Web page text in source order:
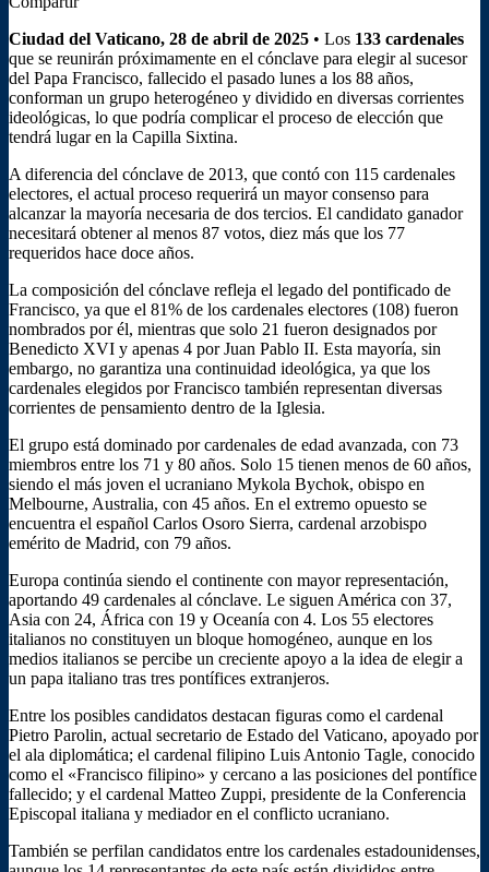
por
correo
electrónico
Ciudad del Vaticano, 28 de abril de 2025 • Los 133 cardenales
que se reunirán próximamente en el cónclave para elegir al sucesor
del Papa Francisco, fallecido el pasado lunes a los 88 años,
conforman un grupo heterogéneo y dividido en diversas corrientes
ideológicas, lo que podría complicar el proceso de elección que
tendrá lugar en la Capilla Sixtina.
A diferencia del cónclave de 2013, que contó con 115 cardenales
electores, el actual proceso requerirá un mayor consenso para
alcanzar la mayoría necesaria de dos tercios. El candidato ganador
necesitará obtener al menos 87 votos, diez más que los 77
requeridos hace doce años.
La composición del cónclave refleja el legado del pontificado de
Francisco, ya que el 81% de los cardenales electores (108) fueron
nombrados por él, mientras que solo 21 fueron designados por
Benedicto XVI y apenas 4 por Juan Pablo II. Esta mayoría, sin
embargo, no garantiza una continuidad ideológica, ya que los
cardenales elegidos por Francisco también representan diversas
corrientes de pensamiento dentro de la Iglesia.
El grupo está dominado por cardenales de edad avanzada, con 73
miembros entre los 71 y 80 años. Solo 15 tienen menos de 60 años,
siendo el más joven el ucraniano Mykola Bychok, obispo en
Melbourne, Australia, con 45 años. En el extremo opuesto se
encuentra el español Carlos Osoro Sierra, cardenal arzobispo
emérito de Madrid, con 79 años.
Europa continúa siendo el continente con mayor representación,
aportando 49 cardenales al cónclave. Le siguen América con 37,
Asia con 24, África con 19 y Oceanía con 4. Los 55 electores
italianos no constituyen un bloque homogéneo, aunque en los
medios italianos se percibe un creciente apoyo a la idea de elegir a
un papa italiano tras tres pontífices extranjeros.
Entre los posibles candidatos destacan figuras como el cardenal
Pietro Parolin, actual secretario de Estado del Vaticano, apoyado por
el ala diplomática; el cardenal filipino Luis Antonio Tagle, conocido
como el «Francisco filipino» y cercano a las posiciones del pontífice
fallecido; y el cardenal Matteo Zuppi, presidente de la Conferencia
Episcopal italiana y mediador en el conflicto ucraniano.
También se perfilan candidatos entre los cardenales estadounidenses,